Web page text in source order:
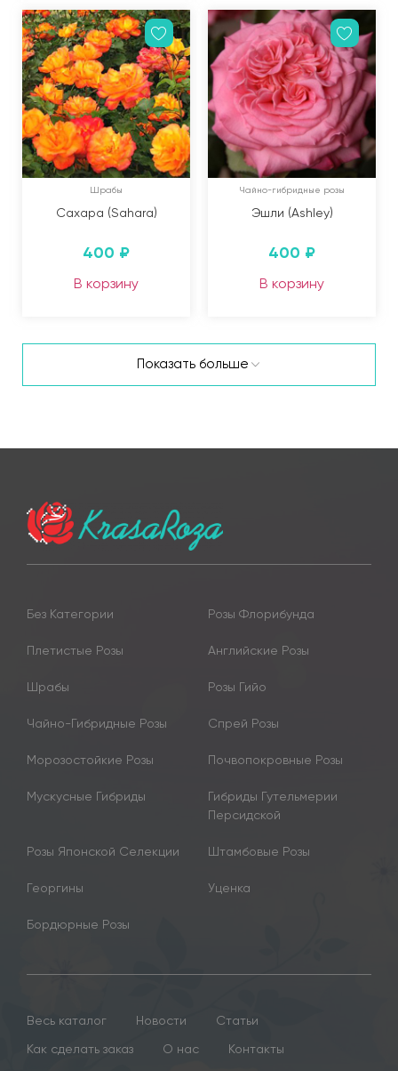
Шрабы
Сахара (Sahara)
400 ₽
В корзину
Чайно-гибридные розы
Эшли (Ashley)
400 ₽
В корзину
Показать больше
Без Категории Розы Флорибунда
Плетистые Розы Английские Розы
Шрабы Розы Гийо
Чайно-Гибридные Розы Спрей Розы
Морозостойкие Розы Почвопокровные Розы
Мускусные Гибриды
Гибриды Гутельмерии
Персидской
Розы Японской Селекции Штамбовые Розы
Георгины Уценка
Бордюрные Розы
Весь каталог Новости
Статьи
Как сделать заказ
О нас Контакты